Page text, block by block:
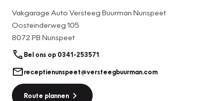
Vakgarage Auto Versteeg Buurman Nunspeet
Oosteinderweg 105
8072 PB Nunspeet
Bel ons op 0341-253571
receptienunspeet@versteegbuurman.com
Route plannen